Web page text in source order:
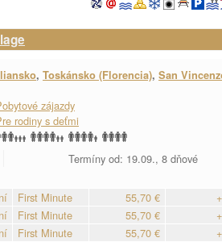
, Toskánsko (Florencia), San
zájazdy
rodiny s deťmi
Termíny od: 19.09., 8 dňové
First Minute 55,70 €
First Minute 55,70 €
First Minute 55,70 €